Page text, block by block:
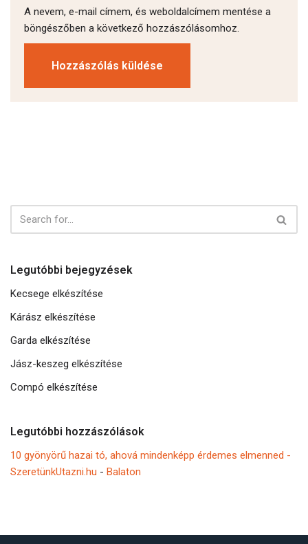
A nevem, e-mail címem, és weboldalcímem mentése a
böngészőben a következő hozzászólásomhoz.
Legutóbbi bejegyzések
Kecsege elkészítése
Kárász elkészítése
Garda elkészítése
Jász-keszeg elkészítése
Compó elkészítése
Legutóbbi hozzászólások
10 gyönyörű hazai tó, ahová mindenképp érdemes elmenned -
SzeretünkUtazni.hu - Balaton